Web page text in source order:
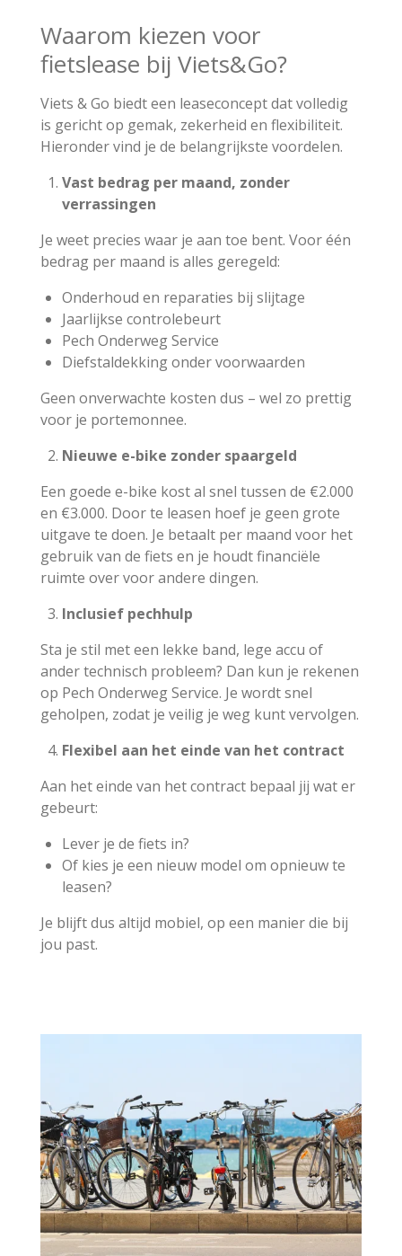
Waarom kiezen voor
fietslease bij Viets&Go?
Viets & Go biedt een leaseconcept dat volledig
is gericht op gemak, zekerheid en flexibiliteit.
Hieronder vind je de belangrijkste voordelen.
Vast bedrag per maand, zonder
verrassingen
Je weet precies waar je aan toe bent. Voor één
bedrag per maand is alles geregeld:
Onderhoud en reparaties bij slijtage
Jaarlijkse controlebeurt
Pech Onderweg Service
Diefstaldekking onder voorwaarden
Geen onverwachte kosten dus – wel zo prettig
voor je portemonnee.
Nieuwe e-bike zonder spaargeld
Een goede e-bike kost al snel tussen de €2.000
en €3.000. Door te leasen hoef je geen grote
uitgave te doen. Je betaalt per maand voor het
gebruik van de fiets en je houdt financiële
ruimte over voor andere dingen.
Inclusief pechhulp
Sta je stil met een lekke band, lege accu of
ander technisch probleem? Dan kun je rekenen
op Pech Onderweg Service. Je wordt snel
geholpen, zodat je veilig je weg kunt vervolgen.
Flexibel aan het einde van het contract
Aan het einde van het contract bepaal jij wat er
gebeurt:
Lever je de fiets in?
Of kies je een nieuw model om opnieuw te
leasen?
Je blijft dus altijd mobiel, op een manier die bij
jou past.